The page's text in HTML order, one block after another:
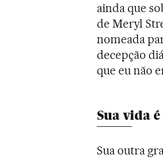
ainda que
de Meryl
nomeada
decepção
que eu não
Sua vida
Sua outra